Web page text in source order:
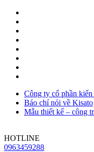
Công ty cổ phần
Báo chí nói về Kisato
Mẫu thiết kế – công
HOTLINE
0963459288